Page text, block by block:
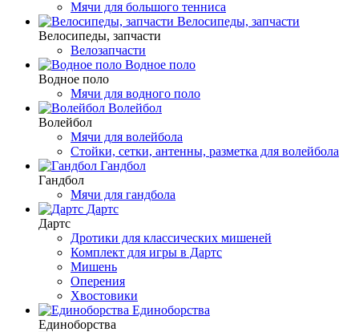
Мячи для большого тенниса
Велосипеды, запчасти
Велосипеды, запчасти
Велозапчасти
Водное поло
Водное поло
Мячи для водного поло
Волейбол
Волейбол
Мячи для волейбола
Стойки, сетки, антенны, разметка для волейбола
Гандбол
Гандбол
Мячи для гандбола
Дартс
Дартс
Дротики для классических мишеней
Комплект для игры в Дартс
Мишень
Оперения
Хвостовики
Единоборства
Единоборства